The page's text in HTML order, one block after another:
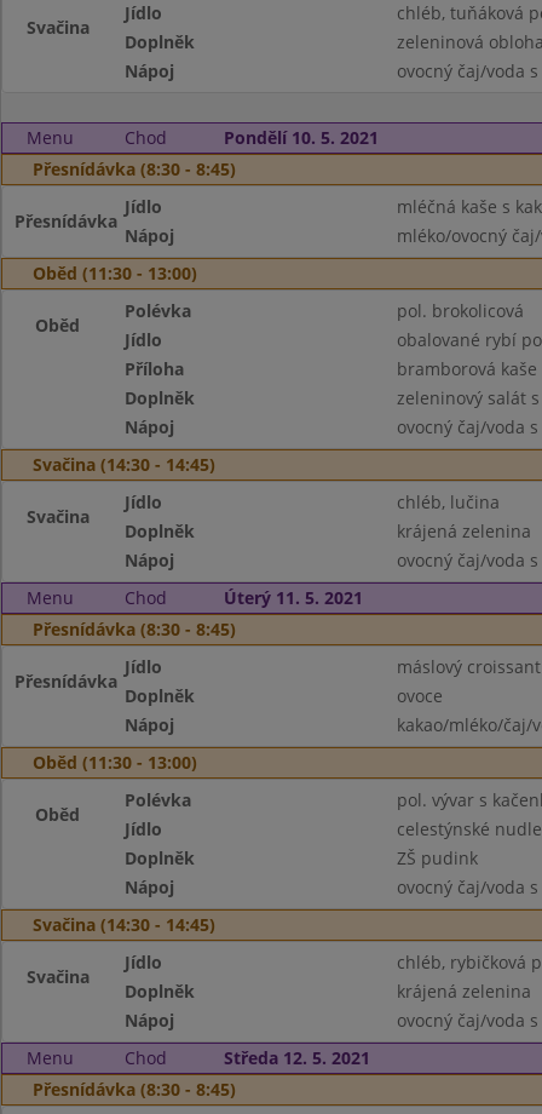
Svačina
Jídlo
chléb, tuňáková
Doplněk
zeleninová
Nápoj
ovocný čaj/voda
Menu Chod
Pondělí 10. 5. 2021
Přesnídávka (8:30 - 8:45)
Přesnídávka
Jídlo
mléčná kaše s
Nápoj
mléko/ovocný
Oběd (11:30 - 13:00)
Oběd
Polévka
pol. brokolicová
Jídlo
obalované rybí
Příloha
bramborová kaše
Doplněk
zeleninový salát
Nápoj
ovocný čaj/voda
Svačina (14:30 - 14:45)
Svačina
Jídlo
chléb, lučina
Doplněk
krájená zelenina
Nápoj
ovocný čaj/voda
Menu
Chod
Úterý 11. 5. 2021
Přesnídávka (8:30 - 8:45)
Přesnídávka
Jídlo
máslový croissant
Doplněk
ovoce
Nápoj
kakao/mléko/čaj/
Oběd (11:30 - 13:00)
Oběd
Polévka
pol. vývar s
Jídlo
celestýnské
Doplněk
ZŠ pudink
Nápoj
ovocný čaj/voda
Svačina (14:30 - 14:45)
Svačina
Jídlo
chléb, rybičková
Doplněk
krájená zelenina
Nápoj
ovocný čaj/voda
Menu
Chod
Středa 12. 5. 2021
Přesnídávka (8:30 - 8:45)